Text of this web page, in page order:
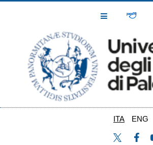
Toggle
ITA ENG